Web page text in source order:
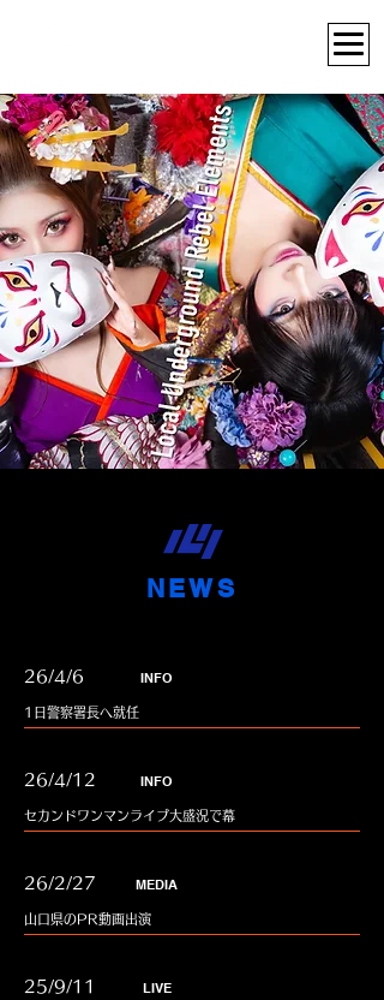
​NEWS
26/4/6 INFO
1日警察署長へ就任
26/4/12 INFO
セカンドワンマンライブ大盛況で幕
26/2/27 MEDIA
山口県のPR動画出演
25/9/11 LIVE